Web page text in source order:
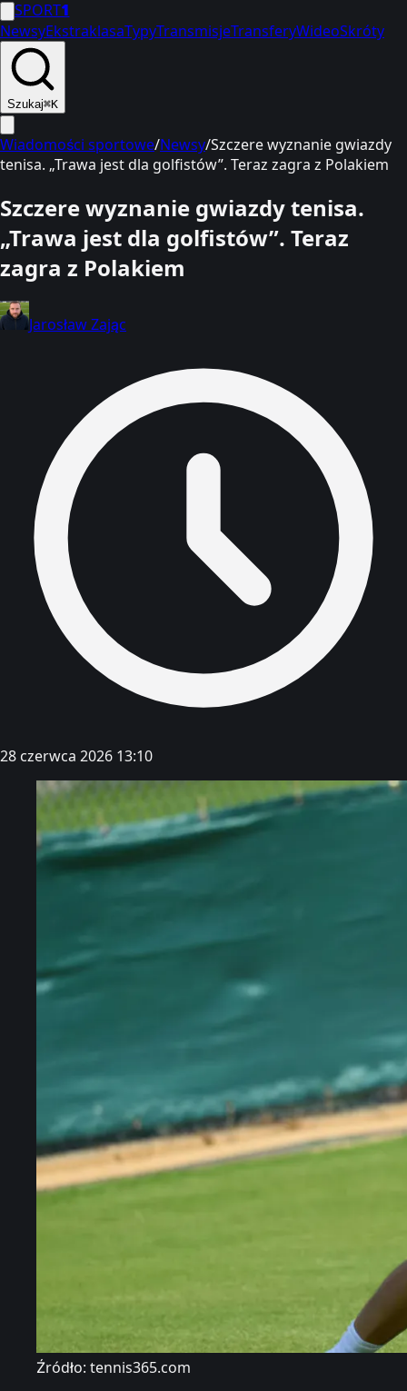
SPORT1
NewsyEkstraklasaTypyTransmisjeTransferyWideoSkróty
Szukaj⌘K
Wiadomości sportowe/Newsy/Szczere wyznanie gwiazdy
tenisa. „Trawa jest dla golfistów”. Teraz zagra z Polakiem
Szczere wyznanie gwiazdy tenisa.
„Trawa jest dla golfistów”. Teraz
zagra z Polakiem
Jarosław Zając
28 czerwca 2026 13:10
Źródło: tennis365.com